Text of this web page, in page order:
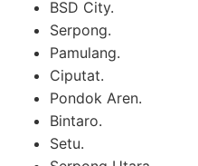
BSD City.
Serpong.
Pamulang.
Ciputat.
Pondok Aren.
Bintaro.
Setu.